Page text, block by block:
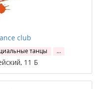
club
танцы …
11 Б